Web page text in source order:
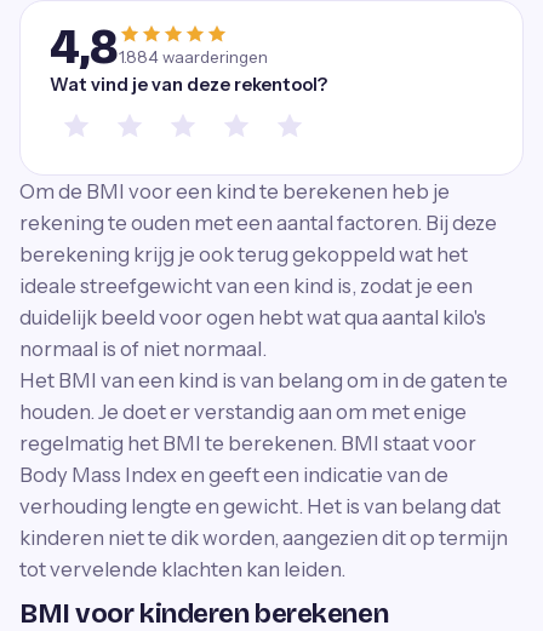
4,81.884waarderingen
Wat vind je van deze rekentool?
Om de BMI voor een kind te berekenen heb je
rekening te ouden met een aantal factoren. Bij deze
berekening krijg je ook terug gekoppeld wat het
ideale streefgewicht van een kind is, zodat je een
duidelijk beeld voor ogen hebt wat qua aantal kilo's
normaal is of niet normaal.
Het BMI van een kind is van belang om in de gaten te
houden. Je doet er verstandig aan om met enige
regelmatig het BMI te berekenen. BMI staat voor
Body Mass Index en geeft een indicatie van de
verhouding lengte en gewicht. Het is van belang dat
kinderen niet te dik worden, aangezien dit op termijn
tot vervelende klachten kan leiden.
BMI voor kinderen berekenen